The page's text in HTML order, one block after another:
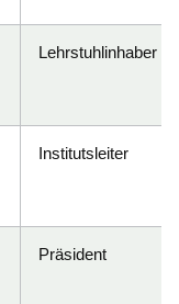
Lehrstuhlinhaber
Institutsleiter
Präsident